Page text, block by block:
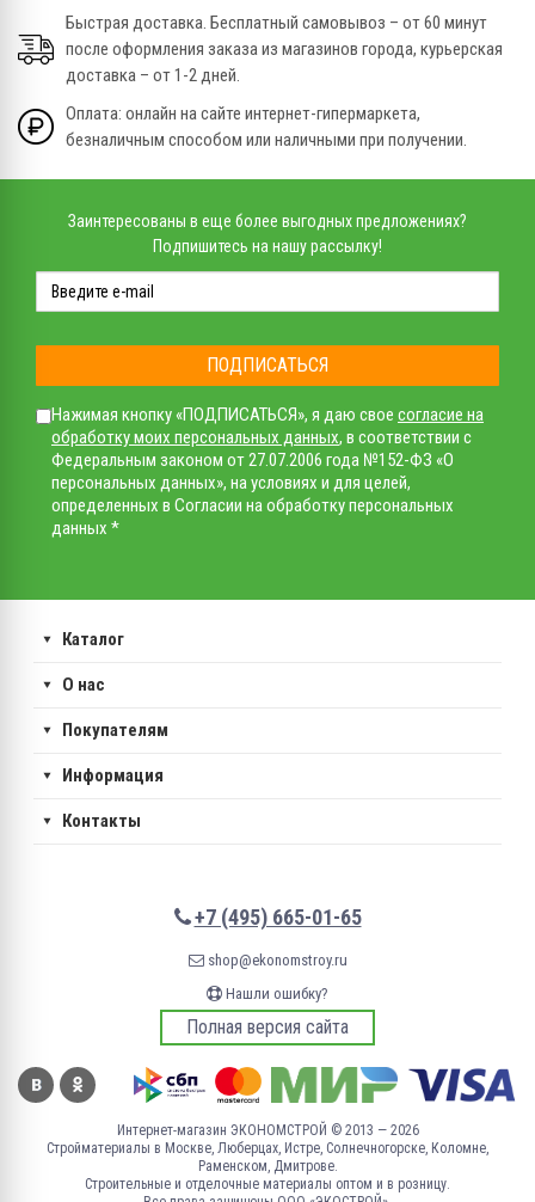
Быстрая доставка. Бесплатный самовывоз – от 60 минут
после оформления заказа из магазинов города, курьерская
доставка – от 1-2 дней.
Оплата: онлайн на сайте интернет-гипермаркета,
безналичным способом или наличными при получении.
Заинтересованы в еще более выгодных предложениях?
Подпишитесь на нашу рассылку!
ПОДПИСАТЬСЯ
Нажимая кнопку «ПОДПИСАТЬСЯ», я даю свое согласие на
обработку моих персональных данных, в соответствии с
Федеральным законом от 27.07.2006 года №152-ФЗ «О
персональных данных», на условиях и для целей,
определенных в Согласии на обработку персональных
данных *
Каталог
О нас
Покупателям
Информация
Контакты
+7 (495) 665-01-65
shop@ekonomstroy.ru
Нашли ошибку?
Полная версия сайта
Интернет-магазин ЭКОНОМСТРОЙ © 2013 — 2026
Стройматериалы в Москве, Люберцах, Истре, Солнечногорске, Коломне,
Раменском, Дмитрове.
Строительные и отделочные материалы оптом и в розницу.